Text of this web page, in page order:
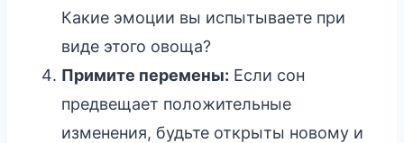
Какие эмоции вы испытываете при
виде этого овоща?
Примите перемены: Если сон
предвещает положительные
изменения, будьте открыты новому и